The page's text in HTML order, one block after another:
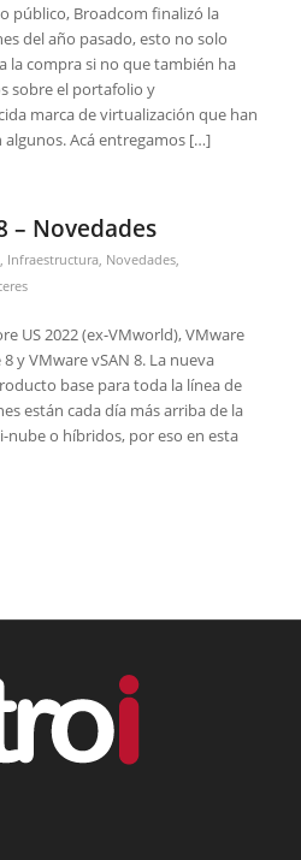
público, Broadcom finalizó la
del año pasado, esto no solo
la compra si no que también ha
sobre el portafolio y
marca de virtualización que han
Acá entregamos […]
– Novedades
Infraestructura, Novedades,
US 2022 (ex-VMworld), VMware
y VMware vSAN 8. La nueva
base para toda la línea de
están cada día más arriba de la
o híbridos, por eso en esta